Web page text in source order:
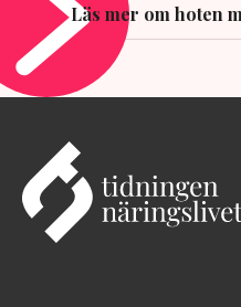
Läs mer om hoten